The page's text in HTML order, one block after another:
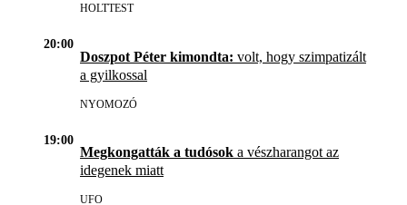
HOLTTEST
20:00
Doszpot Péter kimondta: volt, hogy szimpatizált
a gyilkossal
NYOMOZÓ
19:00
Megkongatták a tudósok a vészharangot az
idegenek miatt
UFO